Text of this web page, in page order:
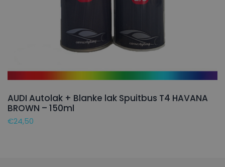
AUDI Autolak + Blanke lak Spuitbus T4 HAVANA
BROWN – 150ml
€24,50